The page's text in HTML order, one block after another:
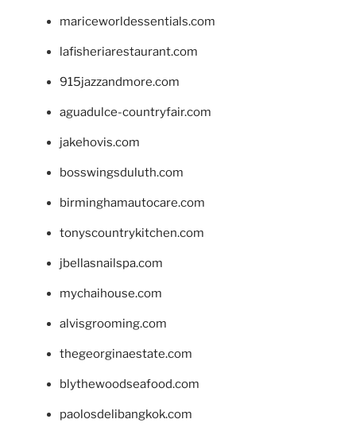
mariceworldessentials.com
lafisheriarestaurant.com
915jazzandmore.com
aguadulce-countryfair.com
jakehovis.com
bosswingsduluth.com
birminghamautocare.com
tonyscountrykitchen.com
jbellasnailspa.com
mychaihouse.com
alvisgrooming.com
thegeorginaestate.com
blythewoodseafood.com
paolosdelibangkok.com